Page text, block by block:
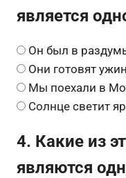
является
Он был в
Они готовят
Мы поехали в
Солнце светит
4. Какие из
являются